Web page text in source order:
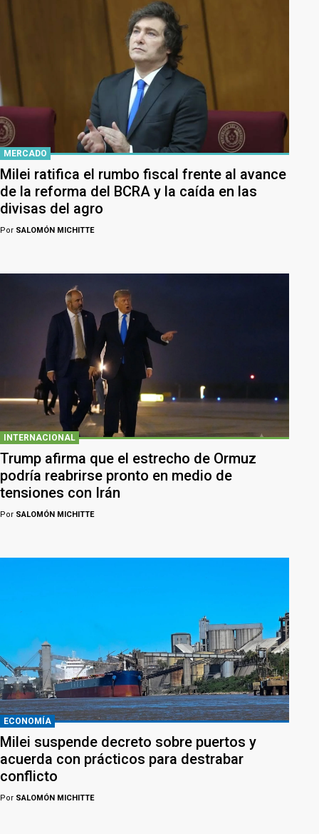
MERCADO
Milei ratifica el rumbo fiscal frente al avance
de la reforma del BCRA y la caída en las
divisas del agro
Por SALOMÓN MICHITTE
INTERNACIONAL
Trump afirma que el estrecho de Ormuz
podría reabrirse pronto en medio de
tensiones con Irán
Por SALOMÓN MICHITTE
ECONOMÍA
Milei suspende decreto sobre puertos y
acuerda con prácticos para destrabar
conflicto
Por SALOMÓN MICHITTE